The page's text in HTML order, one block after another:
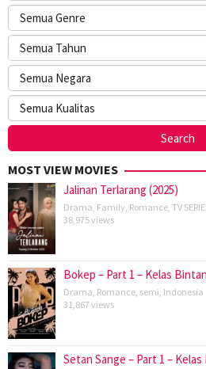
MOST VIEW MOVIES
Jalinan Terlarang (2025)
Drama Family Romance TV
38,975 views
Bokep – Part 1 – Kelas
Drama Romance semi Indonesia
31,867 views
Setan Sange – Part 1 –